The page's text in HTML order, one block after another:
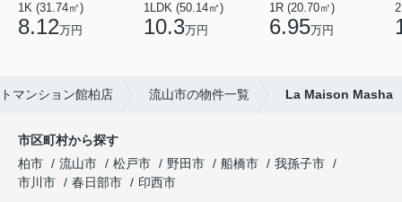
1K (31.74㎡)
8.12万円
1LDK (50.14㎡)
10.3万円
1R (20.70㎡)
6.95万円
マンション館柏店 流山市の物件一覧 La Maison Masha
市区町村から探す
柏市
流山市 松戸市 野田市 船橋市
我孫子市
市川市
春日部市
印西市